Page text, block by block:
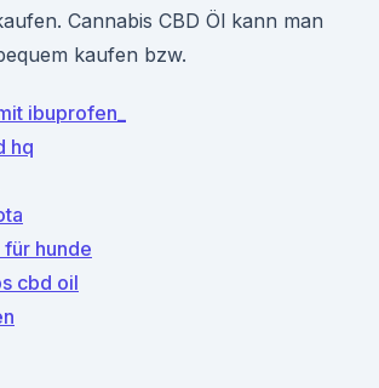
Cannabis CBD Öl kann man
kaufen bzw.
ibuprofen_
hq
hunde
cbd oil